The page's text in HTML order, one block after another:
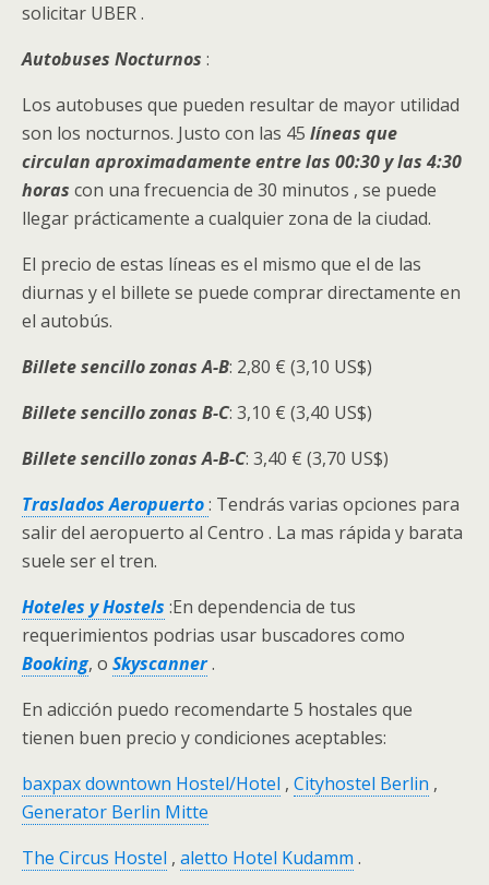
solicitar UBER .
Autobuses Nocturnos :
Los autobuses que pueden resultar de mayor utilidad
son los nocturnos. Justo con las 45 líneas que
circulan aproximadamente entre las 00:30 y las 4:30
horas con una frecuencia de 30 minutos , se puede
llegar prácticamente a cualquier zona de la ciudad.
El precio de estas líneas es el mismo que el de las
diurnas y el billete se puede comprar directamente en
el autobús.
Billete sencillo zonas A-B: 2,80 € (3,10 US$)
Billete sencillo zonas B-C: 3,10 € (3,40 US$)
Billete sencillo zonas A-B-C: 3,40 € (3,70 US$)
Traslados Aeropuerto: Tendrás varias opciones para
salir del aeropuerto al Centro . La mas rápida y barata
suele ser el tren.
Hoteles y Hostels :En dependencia de tus
requerimientos podrias usar buscadores como
Booking, o Skyscanner.
En adicción puedo recomendarte 5 hostales que
tienen buen precio y condiciones aceptables:
baxpax downtown Hostel/Hotel , Cityhostel Berlin ,
Generator Berlin Mitte
The Circus Hostel , aletto Hotel Kudamm .